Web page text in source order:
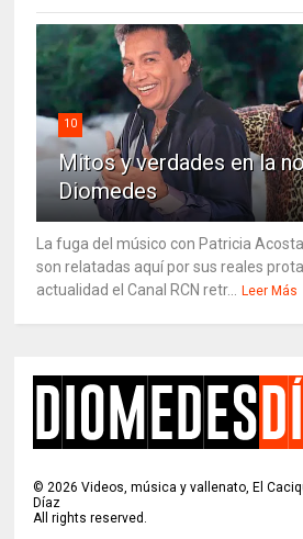
10
Mitos y verdades en la
Diomedes
La fuga del músico con Patricia
son relatadas aquí por sus reales
actualidad el Canal RCN retr...
Leer Más
© 2026 Videos, música y vallenato, El
Díaz
All rights reserved.